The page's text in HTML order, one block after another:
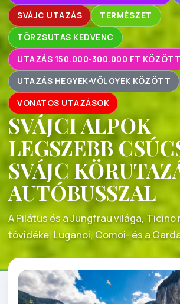
SVÁJC UTAZÁS TERMÉSZET
TÖRZSUTAS KEDVENC
UTAZÁS 150.000-300.000 FT KÖZÖTT
UTAZÁS HEGYEK-VÖLGYEK KÖZÖTT
VONATOS UTAZÁSOK
SVÁJCI ALPOK
LEGSZEBB
SVÁJC
AUTÓBUSSZAL
A Pilátus és a Jungfrau világa,
tóvidéke: Luganoi, Comoi- és a